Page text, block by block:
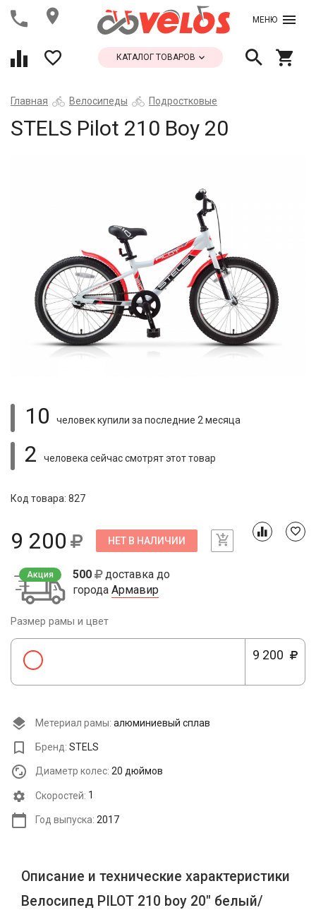
МЕНЮ
КАТАЛОГ ТОВАРОВ
Главная Велосипеды Подростковые
STELS Pilot 210 Boy 20
10 человек купили за последние 2 месяца
2 человека сейчас смотрятэтот товар
Код товара: 827
9 200 НЕТ В НАЛИЧИИ
Акция 500
доставка до
города Армавир
Размер рамы и цвет
9 200
Метериал рамы: алюминиевый сплав
Бренд: STELS
Диаметр колес: 20 дюймов
Cкоростей: 1
Год выпуска: 2017
Описание и технические характеристики
Велосипед PILOT 210 boy 20" белый/